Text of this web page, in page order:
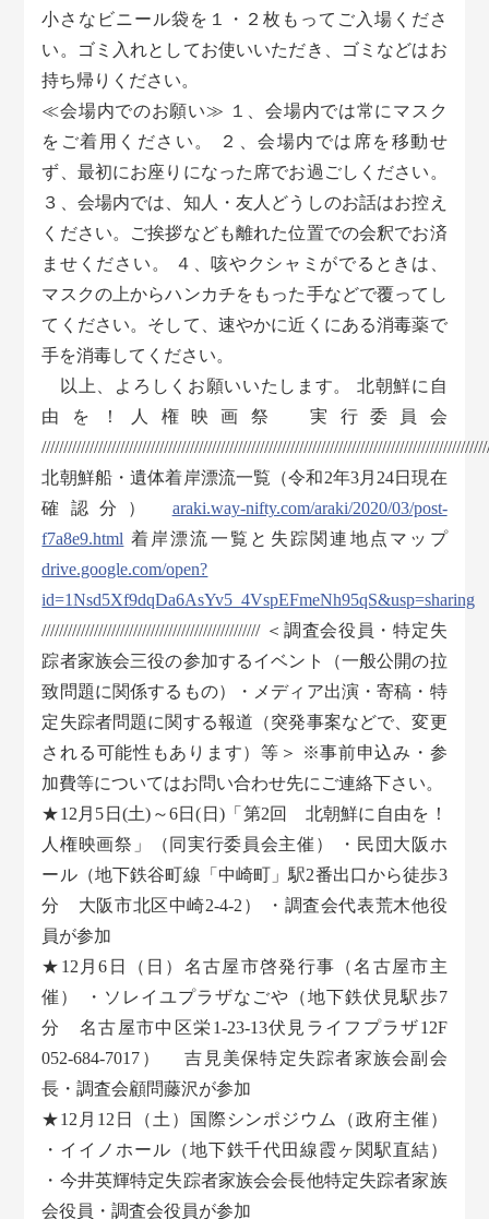
小さなビニール袋を１・２枚もってご入場くださ
い。ゴミ入れとしてお使いいただき、ゴミなどはお
持ち帰りください。
≪会場内でのお願い≫ １、会場内では常にマスク
をご着用ください。 ２、会場内では席を移動せ
ず、最初にお座りになった席でお過ごしください。
３、会場内では、知人・友人どうしのお話はお控え
ください。ご挨拶なども離れた位置での会釈でお済
ませください。 ４、咳やクシャミがでるときは、
マスクの上からハンカチをもった手などで覆ってし
てください。そして、速やかに近くにある消毒薬で
手を消毒してください。
以上、よろしくお願いいたします。 北朝鮮に自
由を！人権映画祭 実行委員会
北朝鮮船・遺体着岸漂流一覧（令和2年3月24日現在
確認分） araki.way-nifty.com/araki/2020/03/post-
f7a8e9.html 着岸漂流一覧と失踪関連地点マップ
drive.google.com/open?
id=1Nsd5Xf9dqDa6AsYv5_4VspEFmeNh95qS&usp=sharing
////////////////////////////////////////////////// ＜調査会役員・特定失
踪者家族会三役の参加するイベント（一般公開の拉
致問題に関係するもの）・メディア出演・寄稿・特
定失踪者問題に関する報道（突発事案などで、変更
される可能性もあります）等＞ ※事前申込み・参
加費等についてはお問い合わせ先にご連絡下さい。
★12月5日(土)～6日(日)「第2回 北朝鮮に自由を！
人権映画祭」（同実行委員会主催） ・民団大阪ホ
ール（地下鉄谷町線「中崎町」駅2番出口から徒歩3
分 大阪市北区中崎2-4-2） ・調査会代表荒木他役
員が参加
★12月6日（日）名古屋市啓発行事（名古屋市主
催） ・ソレイユプラザなごや（地下鉄伏見駅歩7
分 名古屋市中区栄1-23-13伏見ライフプラザ12F
052-684-7017） 吉見美保特定失踪者家族会副会
長・調査会顧問藤沢が参加
★12月12日（土）国際シンポジウム（政府主催）
・イイノホール（地下鉄千代田線霞ヶ関駅直結）
・今井英輝特定失踪者家族会会長他特定失踪者家族
会役員・調査会役員が参加